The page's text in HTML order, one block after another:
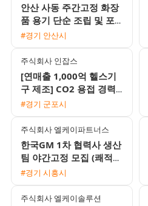
안산 사동 주간고정 화장
품 용기 단순 조립 및 포
장 사원 모집 일급 주급
#경기 안산시
주식회사 인잡스
[연매출 1,000억 헬스기
구 제조] CO2 용접 경력
기사 모집 (일 16만원 / 장
#경기 군포시
주식회사 엘케이파트너스
한국GM 1차 협력사 생산
팀 야간고정 모집 (쾌적한
환경/통근버스 운행)
#경기 시흥시
주식회사 엘케이솔루션